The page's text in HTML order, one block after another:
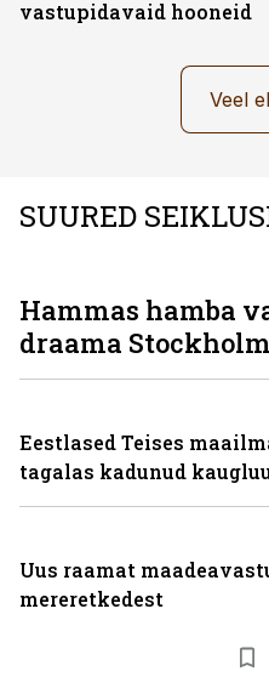
vastupidavaid hooneid
Veel
SUURED
Hammas hamba
draama
Eestlased Teises
tagalas kadunud
Uus raamat
mereretkedest